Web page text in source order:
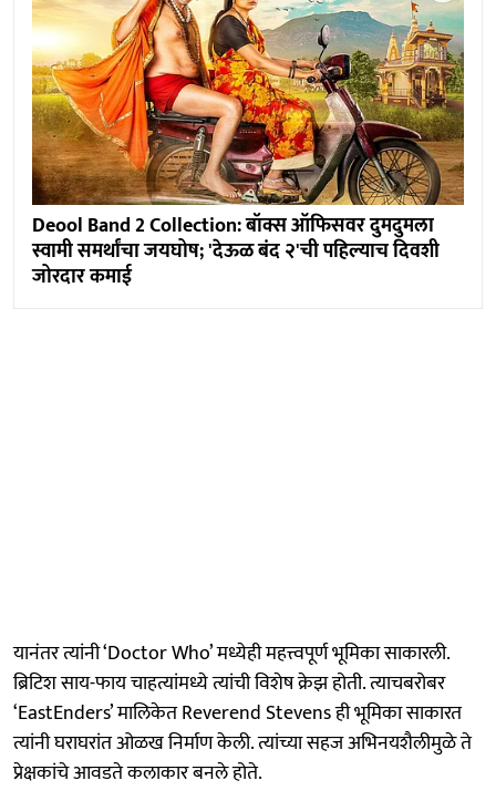
Deool Band 2 Collection: बॉक्स ऑफिसवर दुमदुमला
स्वामी समर्थांचा जयघोष; 'देऊळ बंद २'ची पहिल्याच दिवशी
जोरदार कमाई
यानंतर त्यांनी ‘Doctor Who’ मध्येही महत्त्वपूर्ण भूमिका साकारली.
ब्रिटिश साय-फाय चाहत्यांमध्ये त्यांची विशेष क्रेझ होती. त्याचबरोबर
‘EastEnders’ मालिकेत Reverend Stevens ही भूमिका साकारत
त्यांनी घराघरांत ओळख निर्माण केली. त्यांच्या सहज अभिनयशैलीमुळे ते
प्रेक्षकांचे आवडते कलाकार बनले होते.